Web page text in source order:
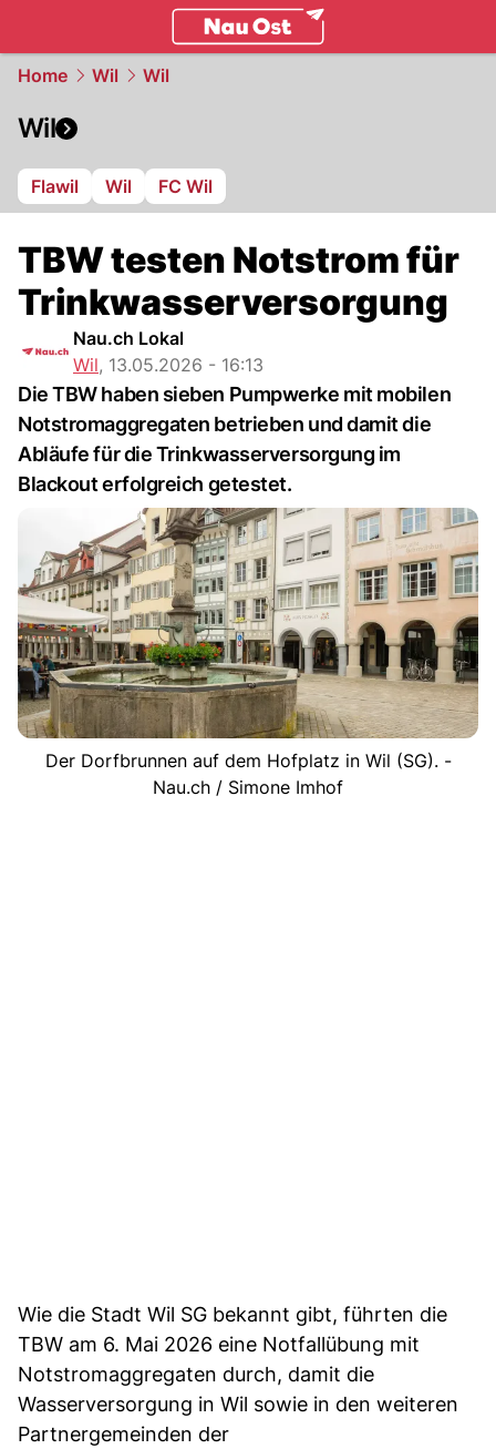
Home Wil Wil
Wil
Flawil Wil FC Wil
TBW testen Notstrom für
Trinkwasserversorgung
Nau.ch Lokal
Wil, 13.05.2026 - 16:13
Die TBW haben sieben Pumpwerke mit mobilen
Notstromaggregaten betrieben und damit die
Abläufe für die Trinkwasserversorgung im
Blackout erfolgreich getestet.
Der Dorfbrunnen auf dem Hofplatz in Wil (SG). -
Nau.ch / Simone Imhof
Wie die Stadt Wil SG bekannt gibt, führten die
TBW am 6. Mai 2026 eine Notfallübung mit
Notstromaggregaten durch, damit die
Wasserversorgung in Wil sowie in den weiteren
Partnergemeinden der